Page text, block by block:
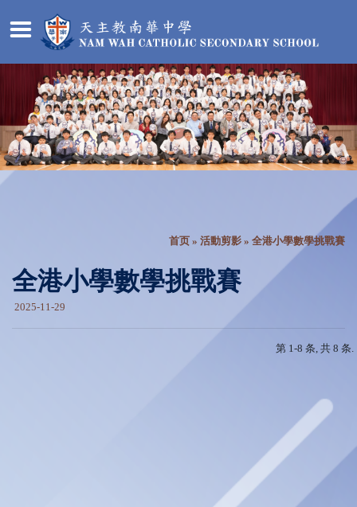
首页 » 活動剪影 » 全港小學數學挑戰賽
全港小學數學挑戰賽
2025-11-29
第 1-8 条, 共 8 条.